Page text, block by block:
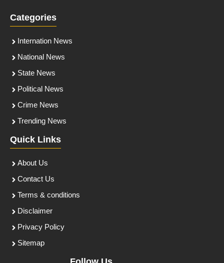
Categories
Internation News
National News
State News
Political News
Crime News
Trending News
Quick Links
About Us
Contact Us
Terms & conditions
Disclaimer
Privacy Policy
Sitemap